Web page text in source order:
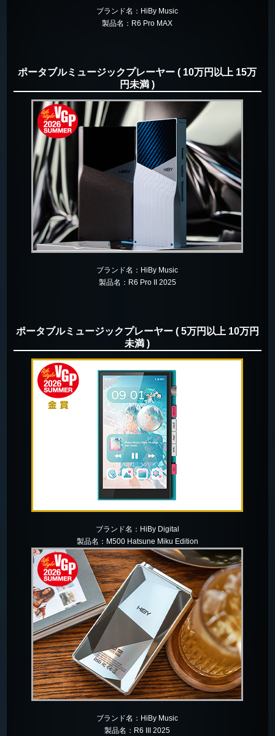
ブランド名： HiBy Music
製品名： R6 Pro MAX
ポータブルミュージックプレーヤー ( 10万円以上 15万
円未満 )
ブランド名： HiBy Music
製品名： R6 Pro II 2025
ポータブルミュージックプレーヤー ( 5万円以上 10万円
未満 )
ブランド名： HiBy Digital
製品名： M500 Hatsune Miku Edition
ブランド名： HiBy Music
製品名： R6 III 2025